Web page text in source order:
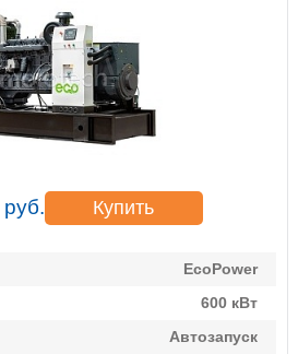
руб. Купить
EcoPower
600 кВт
Автозапуск